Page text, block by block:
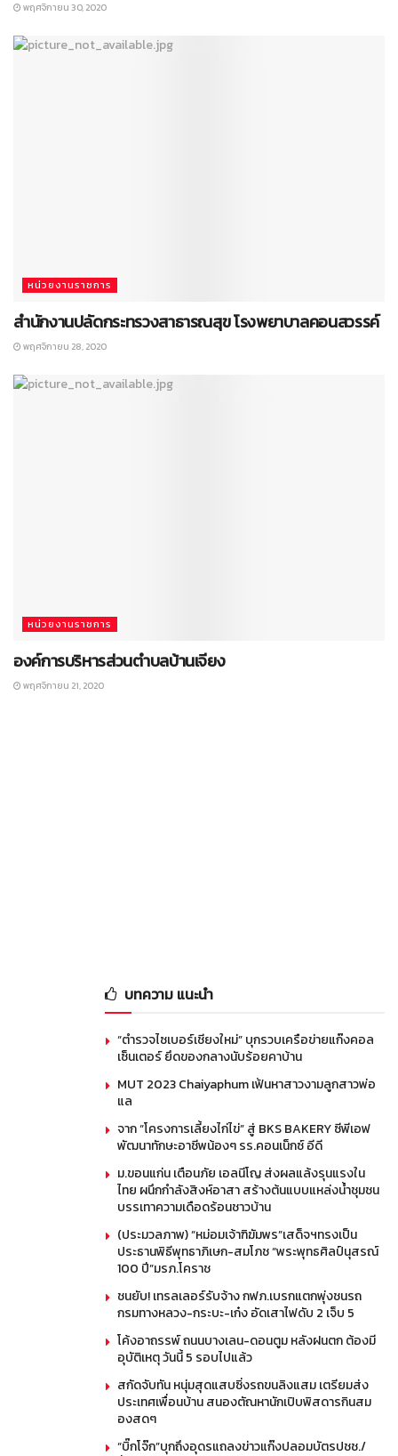
พฤศจิกายน 30, 2020
หน่วยงานราชการ
สำนักงานปลัดกระทรวงสาธารณสุข โรงพยาบาลคอนสวรรค์
พฤศจิกายน 28, 2020
หน่วยงานราชการ
องค์การบริหารส่วนตำบลบ้านเจียง
พฤศจิกายน 21, 2020
บทความ แนะนำ
“ตำรวจไซเบอร์เชียงใหม่” บุกรวบเครือข่ายแก๊งคอล
เซ็นเตอร์ ยึดของกลางนับร้อยคาบ้าน
MUT 2023 Chaiyaphum เฟ้นหาสาวงามลูกสาวพ่อ
แล
จาก “โครงการเลี้ยงไก่ไข่” สู่ BKS BAKERY ซีพีเอฟ
พัฒนาทักษะอาชีพน้องๆ รร.คอนเน็กซ์ อีดี
ม.ขอนแก่น เตือนภัย เอลนีโญ ส่งผลแล้งรุนแรงใน
ไทย ผนึกกำลังสิงห์อาสา สร้างต้นแบบแหล่งน้ำชุมชน
บรรเทาความเดือดร้อนชาวบ้าน
(ประมวลภาพ) “หม่อมเจ้าฑิฆัมพร”เสด็จฯทรงเป็น
ประธานพิธีพุทธาภิเษก-สมโภช “พระพุทธศิลป์นุสรณ์
100 ปี”มรภ.โคราช
ชนยับ! เทรลเลอร์รับจ้าง กฟภ.เบรกแตกพุ่งชนรถ
กรมทางหลวง-กระบะ-เก๋ง อัดเสาไฟดับ 2 เจ็บ 5
โค้งอาถรรพ์ ถนนบางเลน-ดอนตูม หลังฝนตก ต้องมี
อุบัติเหตุ วันนี้ 5 รอบไปแล้ว
สกัดจับทัน หนุ่มสุดแสบซิ่งรถขนลิงแสม เตรียมส่ง
ประเทศเพื่อนบ้าน สนองตัณหานักเปิบพิสดารกินสม
องสดๆ
“บิ๊กโจ๊ก”บุกถึงอุดรแถลงข่าวแก๊งปลอมบัตรปชช./